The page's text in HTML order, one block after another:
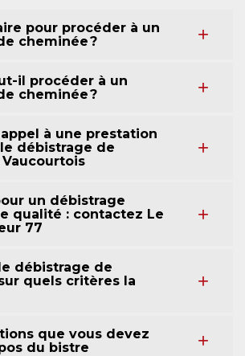
pour procéder à un
cheminée ?
il procéder à un
cheminée ?
à une prestation
débistrage de
un débistrage
qualité : contactez Le
77
débistrage de
quels critères la
que vous devez
du bistre